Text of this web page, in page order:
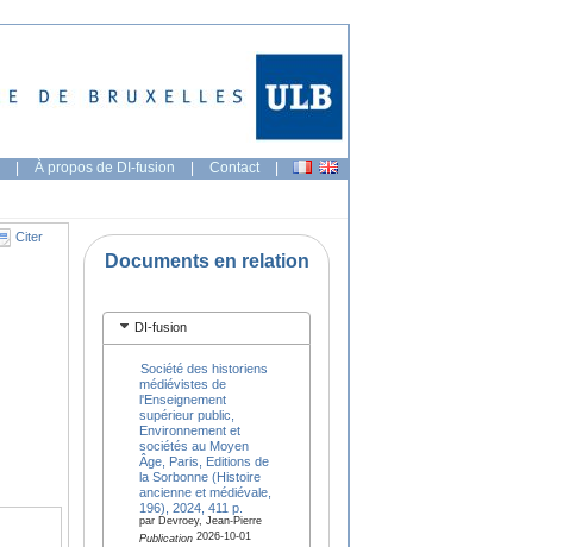
| À propos de DI-fusion | Contact |
Citer
Documents en relation
DI-fusion
Société des historiens
médiévistes de
l'Enseignement
supérieur public,
Environnement et
sociétés au Moyen
Âge, Paris, Editions de
la Sorbonne (Histoire
ancienne et médiévale,
196), 2024, 411 p.
par Devroey, Jean-Pierre
Publication2026-10-01